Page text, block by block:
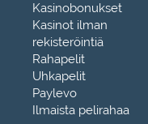
Kasinobonukset
Kasinot ilman
rekisteröintiä
Rahapelit
Uhkapelit
Paylevo
Ilmaista pelirahaa